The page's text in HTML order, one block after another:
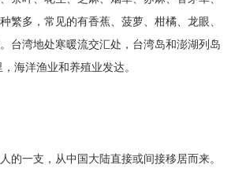
繁多，常见的有香蕉、菠萝、柑橘、龙眼、
台湾地处寒暖流交汇处，台湾岛和澎湖列岛
海洋渔业和养殖业发达。
一支，从中国大陆直接或间接移居而来。